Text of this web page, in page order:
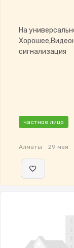
На
сигнализация
частное лицо
Алматы 29 мая